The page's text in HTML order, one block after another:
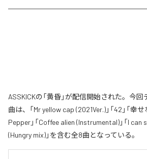
ASSKICKの「黄昏」が配信開始された。今
曲は、「Mr yellow cap (2021Ver.)」「42」「幸せ
Pepper」「Coffee alien (Instrumental)」「I can
(Hungry mix)」を含む全8曲となっている。